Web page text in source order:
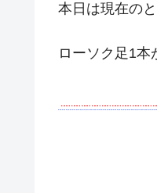
『Money1』
本日は現在の
ローソク足1本